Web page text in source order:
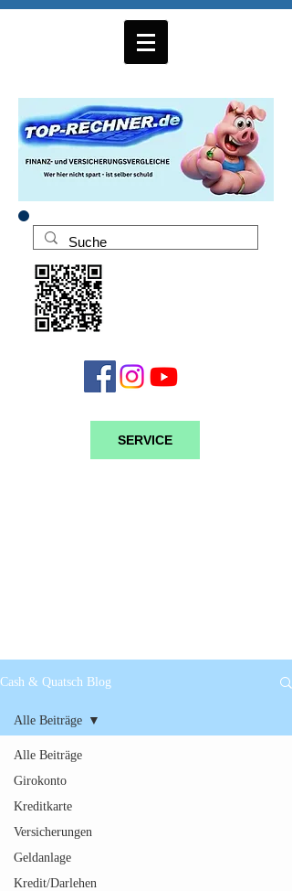
SERVICE
Cash & Quatsch Blog
Alle Beiträge
Girokonto
Kreditkarte
Versicherungen
Geldanlage
Kredit/Darlehen
Alle Beiträge